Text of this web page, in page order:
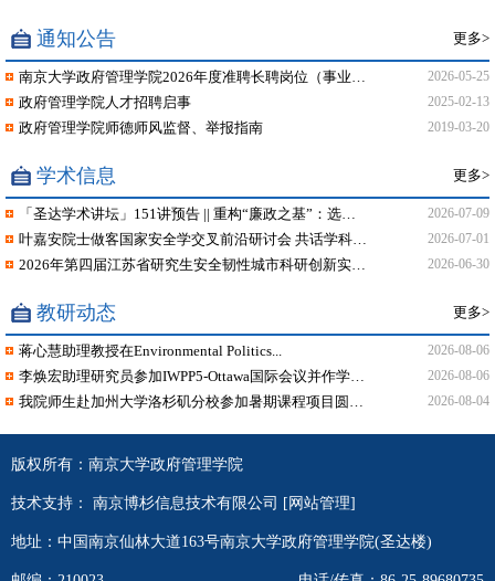
通知公告 更多>
2026-05-25
政府管理学院人才招聘启事 2025-02-13
政府管理学院师德师风监督、举报指南 2019-03-20
学术信息 更多>
2026-07-09
2026-07-01
2026-06-30
教研动态 更多>
蒋心慧助理教授在Environmental Politics... 2026-08-06
2026-08-06
2026-08-04
版权所有：南京大学政府管理学院
技术支持： 南京博杉信息技术有限公司 [ 网站管理]
地址：中国南京仙林大道163号南京大学政府管理学院(圣达楼)